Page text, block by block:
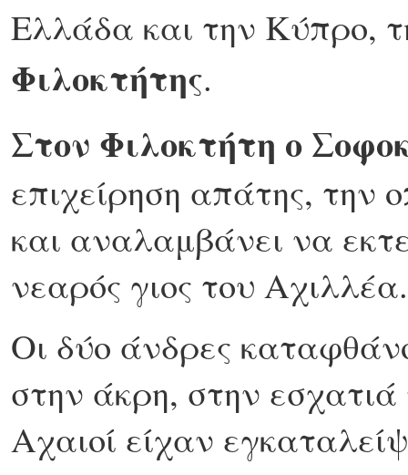
Ελλάδα και την Κύπρο,
Φιλοκτήτης.
Στον Φιλοκτήτη ο
επιχείρηση απάτης, την
και αναλαμβάνει να
νεαρός γιος του Αχιλλέα.
Οι δύο άνδρες
στην άκρη, στην
Αχαιοί είχαν